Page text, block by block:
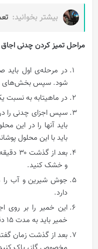
بیشتر بخوانید:
مراحل‌ تميز کردن چدنی اجاق‌
در مرحله‌ی اول باید
شود. سپس بخش‌های
در ماهیتابه به نسبت
سپس اجزای چدنی را
باید آنها را در این
باید با این محلول
بعد از
و خشک کنید.
جوش شیرین و آب را
دارد.
این خمیر را بر روی
خمیر باید به مدت ۱۵ دقیقه بر روی آنها باقی بماند.
بعد از گذشت زمان